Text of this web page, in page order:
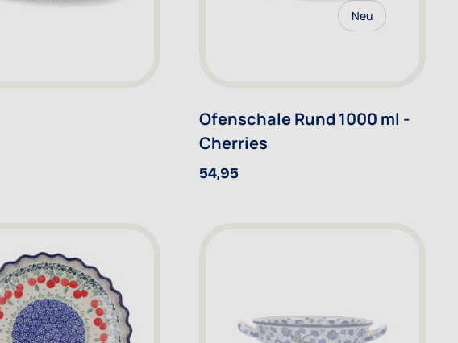
Neu
Ofenschale Rund 1000 ml -
Cherries
54,95